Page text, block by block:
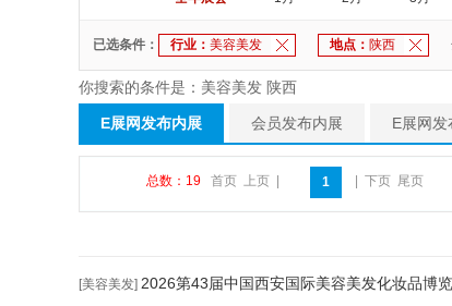
已选条件： 行业： 美容美发 地点： 陕西
你搜索的条件是：美容美发 陕西
E展网发布内展 会员发布内展 E展网发
总数：19 首页 上页 1 下页 尾页
[美容美发] 2026第43届中国西安国际美容美发化妆品博